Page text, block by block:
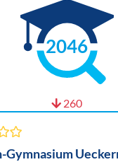
2046
260
Gymnasium